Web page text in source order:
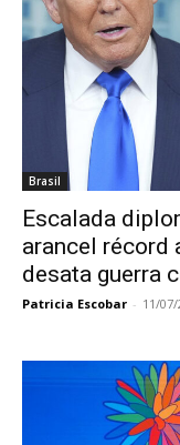
Brasil
Escalada
arancel récord
desata guerra
Patricia Escobar - 11/